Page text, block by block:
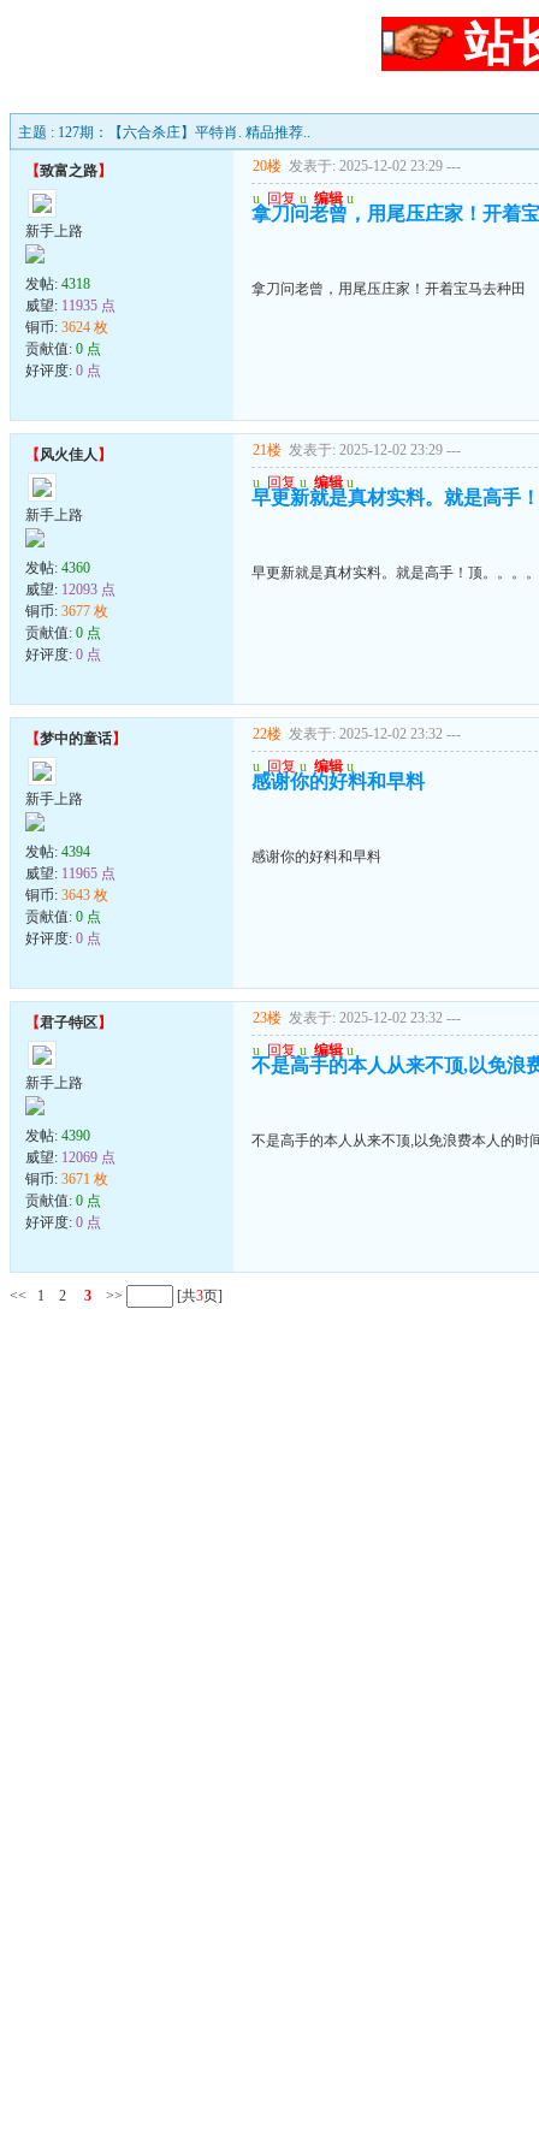
站
主题 : 127期：【六合杀庄】平特肖. 精品推荐..
【致富之路】
新手上路
发帖: 4318
威望: 11935 点
铜币: 3624 枚
贡献值: 0 点
好评度: 0 点
20楼 发表于: 2025-12-02 23:29 ---
u 回复 u 编辑 u
拿刀问老曾，用尾压庄家！开着
拿刀问老曾，用尾压庄家！开着宝马去种田
【风火佳人 】
新手上路
发帖: 4360
威望: 12093 点
铜币: 3677 枚
贡献值: 0 点
好评度: 0 点
21楼 发表于: 2025-12-02 23:29 ---
u 回复 u 编辑 u
早更新就是真材实料。就是高手
早更新就是真材实料。就是高手！顶。。。
【梦中的童话】
新手上路
发帖: 4394
威望: 11965 点
铜币: 3643 枚
贡献值: 0 点
好评度: 0 点
22楼 发表于: 2025-12-02 23:32 ---
u 回复 u 编辑 u
感谢你的好料和早料
感谢你的好料和早料
【君子特区】
新手上路
发帖: 4390
威望: 12069 点
铜币: 3671 枚
贡献值: 0 点
好评度: 0 点
23楼 发表于: 2025-12-02 23:32 ---
u 回复 u 编辑 u
不是高手的本人从来不顶,以免浪
不是高手的本人从来不顶,以免浪费本人的时
<< 1 2 3 >> [共3页]